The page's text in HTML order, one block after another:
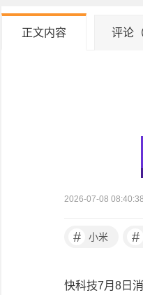
正文内容 评论
2026-07-08
# 小米 #
快科技7月8日